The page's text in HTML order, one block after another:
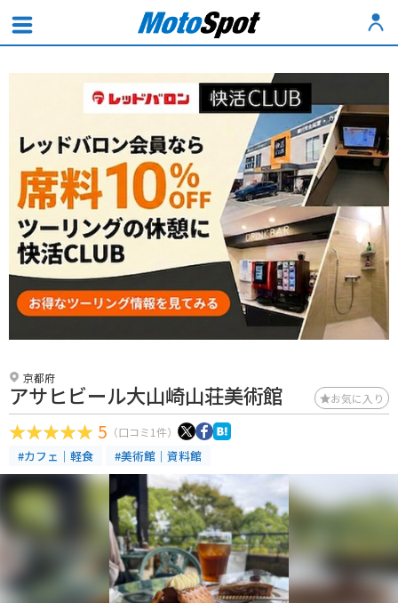
京都府
アサヒビール大山崎山荘美術館 お気に入り
5 （口コミ1件）
#カフェ｜軽食 #美術館｜資料館